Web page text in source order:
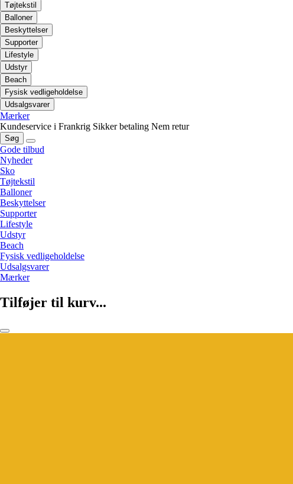
Tøjtekstil
Balloner
Beskyttelser
Supporter
Lifestyle
Udstyr
Beach
Fysisk vedligeholdelse
Udsalgsvarer
Mærker
Kundeservice i Frankrig Sikker betaling Nem retur
Søg
Gode tilbud
Nyheder
Sko
Tøjtekstil
Balloner
Beskyttelser
Supporter
Lifestyle
Udstyr
Beach
Fysisk vedligeholdelse
Udsalgsvarer
Mærker
Tilføjer til kurv...